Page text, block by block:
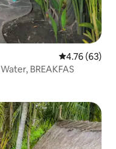
レビュー63
4.76 (63)
BREAKFAS